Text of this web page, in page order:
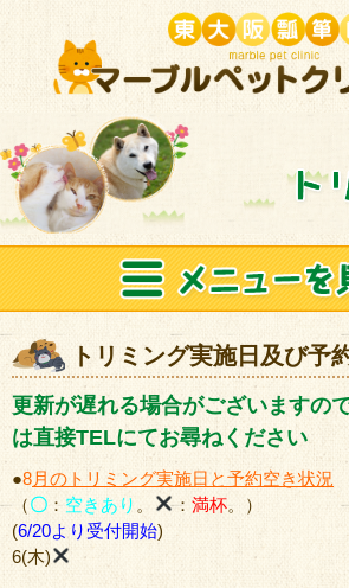
トリミング実施日及び予
更新が遅れる場合がございますの
は直接TELにてお尋ねください
●8月のトリミング実施日と予約空き状況
（〇 ： 空きあり 。 ：満杯。）
(6/20より受付開始)
6(木)